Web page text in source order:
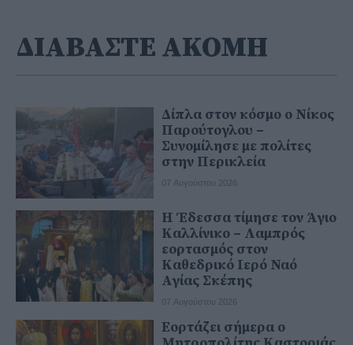
ΔΙΑΒΑΣΤΕ ΑΚΟΜΗ
Δίπλα στον κόσμο ο Νίκος
Παρούτογλου –
Συνομίλησε με πολίτες
στην Περικλεία
07 Αυγούστου 2026
Η Έδεσσα τίμησε τον Άγιο
Καλλίνικο – Λαμπρός
εορτασμός στον
Καθεδρικό Ιερό Ναό
Αγίας Σκέπης
07 Αυγούστου 2026
Εορτάζει σήμερα ο